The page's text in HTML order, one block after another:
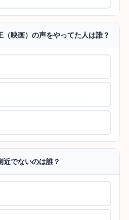
映画）の声をやってた人は誰？
でないのは誰？